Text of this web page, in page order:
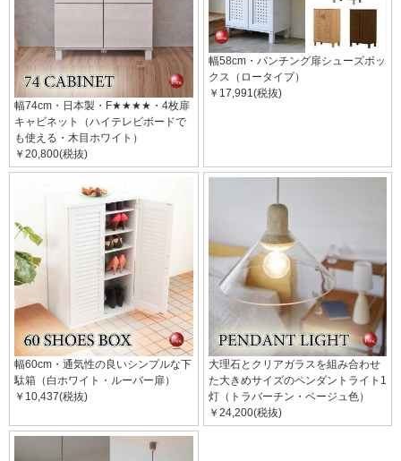
幅74cm・日本製・F★★★★・4枚扉
キャビネット（ハイテレビボードで
も使える・木目ホワイト）
￥20,800(税抜)
幅58cm・パンチング扉シューズボッ
クス（ロータイプ）
￥17,991(税抜)
幅60cm・通気性の良いシンプルな下
駄箱（白ホワイト・ルーバー扉）
￥10,437(税抜)
大理石とクリアガラスを組み合わせ
た大きめサイズのペンダントライト1
灯（トラバーチン・ベージュ色）
￥24,200(税抜)